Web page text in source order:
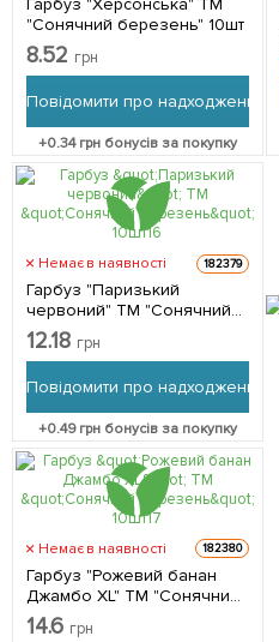
Гарбуз "Херсонська" ТМ
"Сонячний березень" 10шт
8.52 грн
Повідомити про надходження
+0.34грн бонусів за покупку
Немає в наявності 182379
Гарбуз "Паризький
червоний" ТМ "Сонячний
березень" 10шт
12.18 грн
Повідомити про надходження
+0.49грн бонусів за покупку
Немає в наявності 182380
Гарбуз "Рожевий банан
Джамбо XL" ТМ "Сонячний
березень" 10шт
14.6 грн